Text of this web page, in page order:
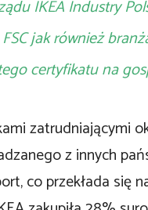
IKEA Industry
jak również
certyfikatu na
zatrudniającymi
z innych
co przekłada się